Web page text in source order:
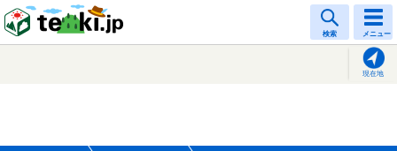
検索 メニュー
現在地